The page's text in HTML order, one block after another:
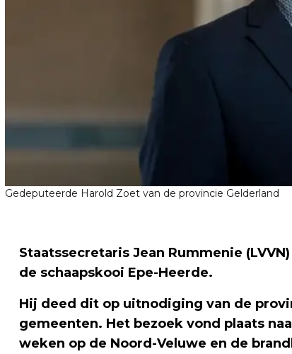
Gedeputeerde Harold Zoet van de provincie Gelderland
Staatssecretaris Jean Rummenie
de schaapskooi Epe-Heerde.
Hij deed dit op uitnodiging van de
gemeenten. Het bezoek vond plaats
weken op de Noord-Veluwe en de